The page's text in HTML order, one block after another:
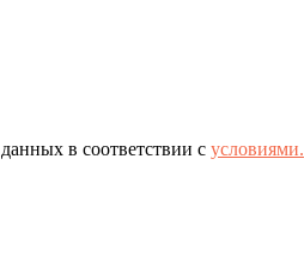
в соответствии с условиями.